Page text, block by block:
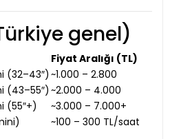
genel)
Fiyat Aralığı (TL)
(32–43″) ~1.000 – 2.800
(43–55″) ~2.000 – 4.000
(55″+)
~3.000 – 7.000+
~100 – 300 TL/saat